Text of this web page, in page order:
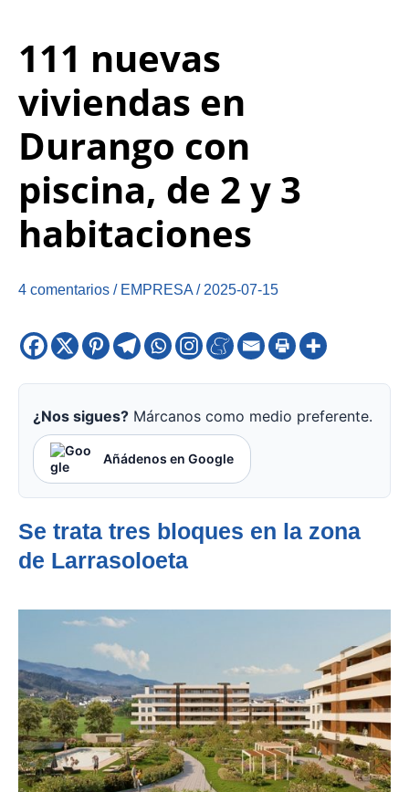
111 nuevas
viviendas en
Durango con
piscina, de 2 y 3
habitaciones
4 comentarios / EMPRESA / 2025-07-15
¿Nos sigues? Márcanos como medio preferente.
Añádenos en Google
Se trata tres bloques en la zona
de Larrasoloeta